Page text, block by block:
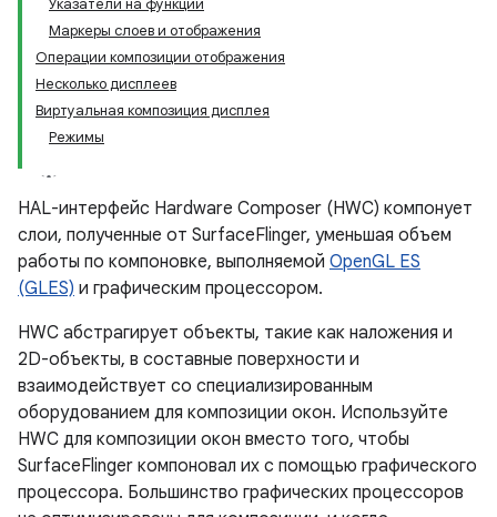
Указатели на функции
Маркеры слоев и отображения
Операции композиции отображения
Несколько дисплеев
Виртуальная композиция дисплея
Режимы
HAL-интерфейс Hardware Composer (HWC) компонует
слои, полученные от SurfaceFlinger, уменьшая объем
работы по компоновке, выполняемой OpenGL ES
(GLES) и графическим процессором.
HWC абстрагирует объекты, такие как наложения и
2D-объекты, в составные поверхности и
взаимодействует со специализированным
оборудованием для композиции окон. Используйте
HWC для композиции окон вместо того, чтобы
SurfaceFlinger компоновал их с помощью графического
процессора. Большинство графических процессоров